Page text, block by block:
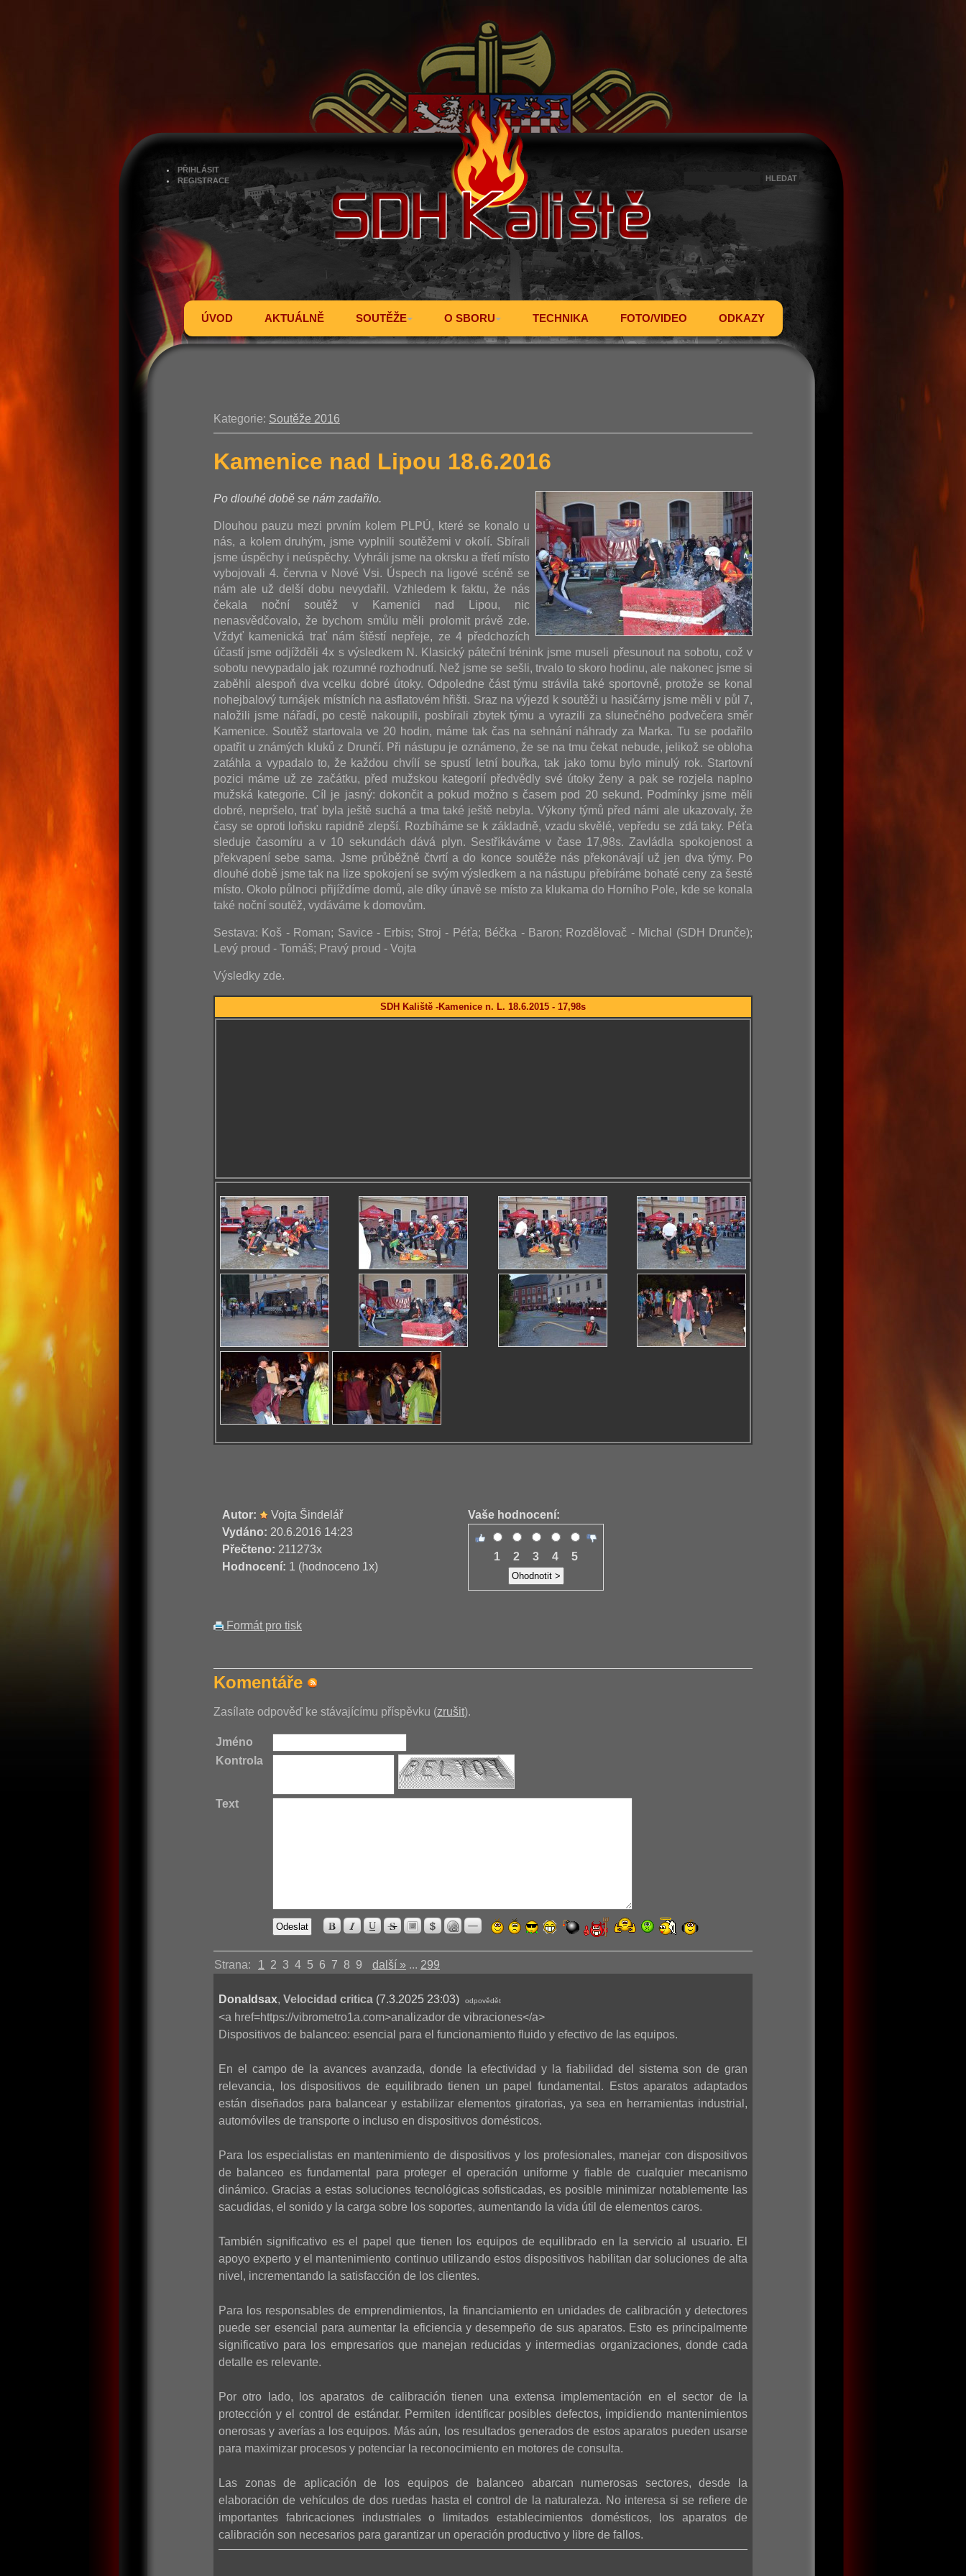
PŘIHLÁSIT
REGISTRACE
ÚVOD AKTUÁLNĚ SOUTĚŽE O SBORU TECHNIKA FOTO/VIDEO ODKAZY
Kategorie: Soutěže 2016
Kamenice nad Lipou 18.6.2016
Po dlouhé době se nám zadařilo.
Dlouhou pauzu mezi prvním kolem PLPÚ, které se konalo u
nás, a kolem druhým, jsme vyplnili soutěžemi v okolí. Sbírali
jsme úspěchy i neúspěchy. Vyhráli jsme na okrsku a třetí místo
vybojovali 4. června v Nové Vsi. Úspech na ligové scéně se
nám ale už delší dobu nevydařil. Vzhledem k faktu, že nás
čekala noční soutěž v Kamenici nad Lipou, nic
nenasvědčovalo, že bychom smůlu měli prolomit právě zde.
Vždyť kamenická trať nám štěstí nepřeje, ze 4 předchozích
účastí jsme odjížděli 4x s výsledkem N. Klasický páteční trénink jsme museli přesunout na sobotu, což v
sobotu nevypadalo jak rozumné rozhodnutí. Než jsme se sešli, trvalo to skoro hodinu, ale nakonec jsme si
zaběhli alespoň dva vcelku dobré útoky. Odpoledne část týmu strávila také sportovně, protože se konal
nohejbalový turnájek místních na asflatovém hřišti. Sraz na výjezd k soutěži u hasičárny jsme měli v půl 7,
naložili jsme nářadí, po cestě nakoupili, posbírali zbytek týmu a vyrazili za slunečného podvečera směr
Kamenice. Soutěž startovala ve 20 hodin, máme tak čas na sehnání náhrady za Marka. Tu se podařilo
opatřit u známých kluků z Drunčí. Při nástupu je oznámeno, že se na tmu čekat nebude, jelikož se obloha
zatáhla a vypadalo to, že každou chvílí se spustí letní bouřka, tak jako tomu bylo minulý rok. Startovní
pozici máme už ze začátku, před mužskou kategorií předvědly své útoky ženy a pak se rozjela naplno
mužská kategorie. Cíl je jasný: dokončit a pokud možno s časem pod 20 sekund. Podmínky jsme měli
dobré, nepršelo, trať byla ještě suchá a tma také ještě nebyla. Výkony týmů před námi ale ukazovaly, že
časy se oproti loňsku rapidně zlepší. Rozbíháme se k základně, vzadu skvělé, vepředu se zdá taky. Péťa
sleduje časomíru a v 10 sekundách dává plyn. Sestříkáváme v čase 17,98s. Zavládla spokojenost a
překvapení sebe sama. Jsme průběžně čtvrtí a do konce soutěže nás překonávají už jen dva týmy. Po
dlouhé době jsme tak na lize spokojení se svým výsledkem a na nástupu přebíráme bohaté ceny za šesté
místo. Okolo půlnoci přijíždíme domů, ale díky únavě se místo za klukama do Horního Pole, kde se konala
také noční soutěž, vydáváme k domovům.
Sestava: Koš - Roman; Savice - Erbis; Stroj - Péťa; Béčka - Baron; Rozdělovač - Michal (SDH Drunče);
Levý proud - Tomáš; Pravý proud - Vojta
Výsledky zde.
SDH Kaliště -Kamenice n. L. 18.6.2015 - 17,98s
Autor:
Vojta Šindelář
Vydáno: 20.6.2016 14:23
Přečteno: 211273x
Hodnocení: 1 (hodnoceno 1x)
Vaše hodnocení:
1 2 3 4 5
Formát pro tisk
Komentáře
Zasílate odpověď ke stávajícímu příspěvku (zrušit).
Jméno
Kontrola
Text
Strana: 1 2 3 4 5 6 7 8 9 další » ... 299
Donaldsax, Velocidad critica (7.3.2025 23:03) odpovědět
<a href=https://vibrometro1a.com>analizador de vibraciones</a>
Dispositivos de balanceo: esencial para el funcionamiento fluido y efectivo de las equipos.
En el campo de la avances avanzada, donde la efectividad y la fiabilidad del sistema son de gran
relevancia, los dispositivos de equilibrado tienen un papel fundamental. Estos aparatos adaptados
están diseñados para balancear y estabilizar elementos giratorias, ya sea en herramientas industrial,
automóviles de transporte o incluso en dispositivos domésticos.
Para los especialistas en mantenimiento de dispositivos y los profesionales, manejar con dispositivos
de balanceo es fundamental para proteger el operación uniforme y fiable de cualquier mecanismo
dinámico. Gracias a estas soluciones tecnológicas sofisticadas, es posible minimizar notablemente las
sacudidas, el sonido y la carga sobre los soportes, aumentando la vida útil de elementos caros.
También significativo es el papel que tienen los equipos de equilibrado en la servicio al usuario. El
apoyo experto y el mantenimiento continuo utilizando estos dispositivos habilitan dar soluciones de alta
nivel, incrementando la satisfacción de los clientes.
Para los responsables de emprendimientos, la financiamiento en unidades de calibración y detectores
puede ser esencial para aumentar la eficiencia y desempeño de sus aparatos. Esto es principalmente
significativo para los empresarios que manejan reducidas y intermedias organizaciones, donde cada
detalle es relevante.
Por otro lado, los aparatos de calibración tienen una extensa implementación en el sector de la
protección y el control de estándar. Permiten identificar posibles defectos, impidiendo mantenimientos
onerosas y averías a los equipos. Más aún, los resultados generados de estos aparatos pueden usarse
para maximizar procesos y potenciar la reconocimiento en motores de consulta.
Las zonas de aplicación de los equipos de balanceo abarcan numerosas sectores, desde la
elaboración de vehículos de dos ruedas hasta el control de la naturaleza. No interesa si se refiere de
importantes fabricaciones industriales o limitados establecimientos domésticos, los aparatos de
calibración son necesarios para garantizar un operación productivo y libre de fallos.